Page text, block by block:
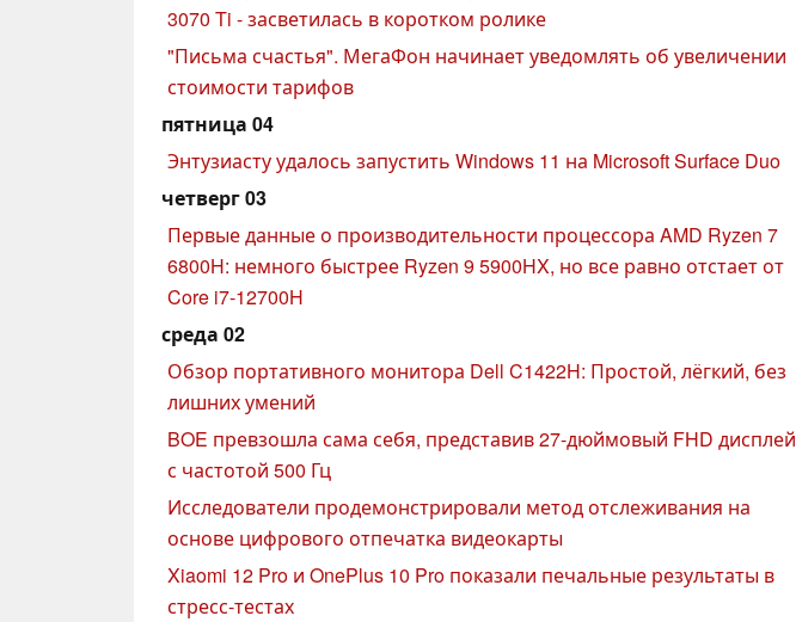
3070 Ti - засветилась в коротком ролике
"Письма счастья". МегаФон начинает уведомлять об увеличении
стоимости тарифов
пятница 04
Энтузиасту удалось запустить Windows 11 на Microsoft Surface Duo
четверг 03
Первые данные о производительности процессора AMD Ryzen 7
6800H: немного быстрее Ryzen 9 5900HX, но все равно отстает от
Core i7-12700H
среда 02
Обзор портативного монитора Dell C1422H: Простой, лёгкий, без
лишних умений
BOE превзошла сама себя, представив 27-дюймовый FHD дисплей
с частотой 500 Гц
Исследователи продемонстрировали метод отслеживания на
основе цифрового отпечатка видеокарты
Xiaomi 12 Pro и OnePlus 10 Pro показали печальные результаты в
стресс-тестах